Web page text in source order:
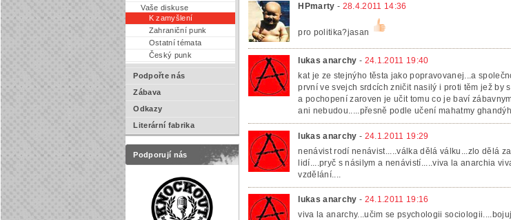
Vaše diskuse
K zamyšlení
Zahraniční punk
Ostatní témata
Český punk
Podpořte nás
Zábava
Odkazy
Literární fabrika
Podporují nás
HPmarty - 28.4.2011 14:36
pro politika?jasan
lukas anarchy - 24.1.2011 19:40
kat je ze stejnýho těsta jako popravovanej...a
první ve svejch srdcích zničit nasilý i proti těm jež by
a pochopení zaroven je učit tomu co je baví
ani nebudou.....přesně podle učení mahatmy
lukas anarchy - 24.1.2011 19:29
nenávist rodí nenávist.....válka dělá válku...zlo dělá
lidí....pryč s násilym a nenávistí.....viva la anarchia
vzdělání....
lukas anarchy - 24.1.2011 19:16
viva la anarchy...učim se psychologii